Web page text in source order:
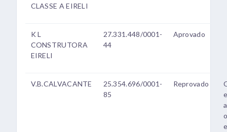
CLASSE A EIRELI
K L
CONSTRUTORA
EIRELI
27.331.448/0001-
44
Aprovado
V.B.CALVACANTE
25.354.696/0001-
85
Reprovado